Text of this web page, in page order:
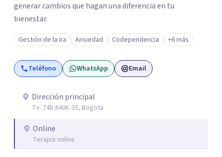
generar cambios que hagan una diferencia en tu
bienestar.
Gestión de la ira Ansiedad Codependencia +6 más
Teléfono WhatsApp Email
Dirección principal
Tv. 74b #40K-35, Bogotá
Online
Terapia online